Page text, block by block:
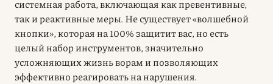
системная работа, включающая как превентивные,
так и реактивные меры. Не существует «волшебной
кнопки», которая на 100% защитит вас, но есть
целый набор инструментов, значительно
усложняющих жизнь ворам и позволяющих
эффективно реагировать на нарушения.